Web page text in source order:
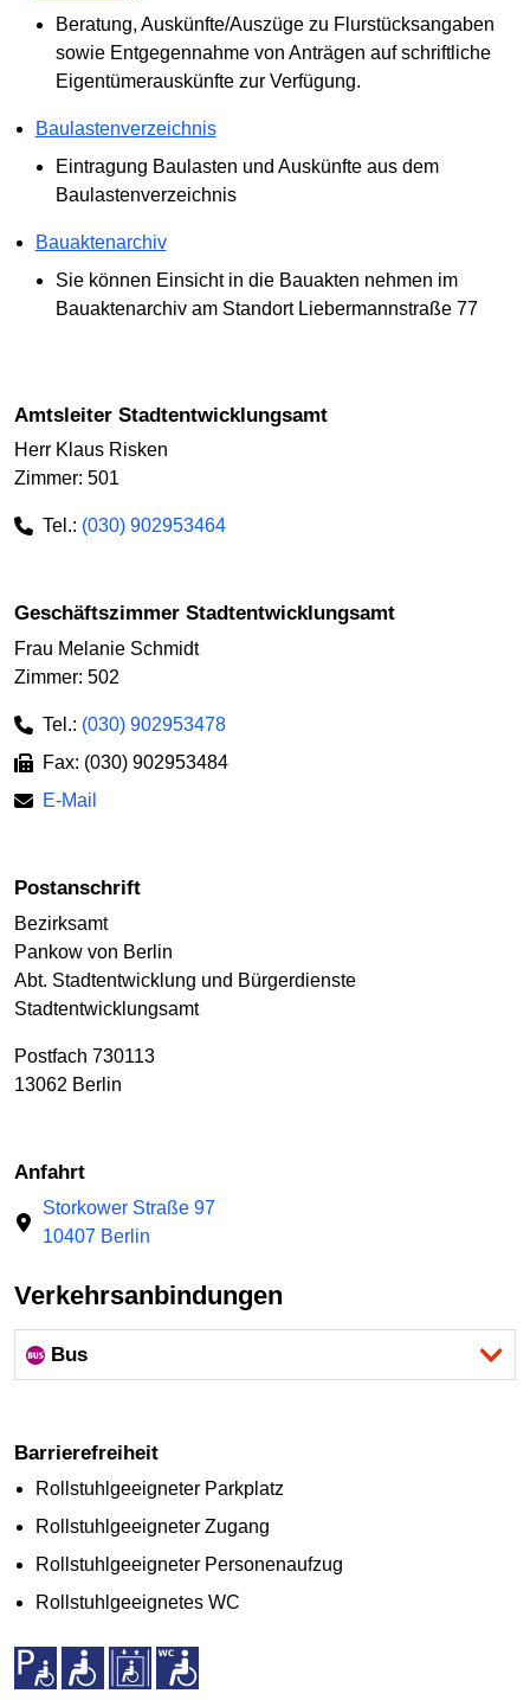
Beratung, Auskünfte/Auszüge zu Flurstücksangaben
sowie Entgegennahme von Anträgen auf schriftliche
Eigentümerauskünfte zur Verfügung.
Baulastenverzeichnis
Eintragung Baulasten und Auskünfte aus dem
Baulastenverzeichnis
Bauaktenarchiv
Sie können Einsicht in die Bauakten nehmen im
Bauaktenarchiv am Standort Liebermannstraße 77
Amtsleiter Stadtentwicklungsamt
Herr Klaus Risken
Zimmer: 501
Tel.: (030) 902953464
Geschäftszimmer Stadtentwicklungsamt
Frau Melanie Schmidt
Zimmer: 502
Tel.: (030) 902953478
Fax: (030) 902953484
E-Mail
Postanschrift
Bezirksamt
Pankow von Berlin
Abt. Stadtentwicklung und Bürgerdienste
Stadtentwicklungsamt
Postfach 730113
13062 Berlin
Anfahrt
Storkower Straße 97
10407 Berlin
Verkehrsanbindungen
Bus
Barrierefreiheit
Rollstuhlgeeigneter Parkplatz
Rollstuhlgeeigneter Zugang
Rollstuhlgeeigneter Personenaufzug
Rollstuhlgeeignetes WC